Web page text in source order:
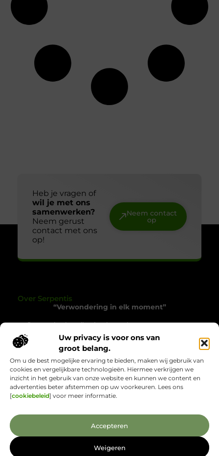
Uw privacy is voor ons van
groot belang.
Om u de best mogelijke ervaring te bieden, maken wij gebruik van
cookies en vergelijkbare technologieën. Hiermee verkrijgen we
inzicht in het gebruik van onze website en kunnen we content en
advertenties beter afstemmen op uw voorkeuren. Lees ons
[cookiebeleid] voor meer informatie.
Accepteren
Weigeren
Heb je vragen of
wil je met ons
samenwerken?
Neem gerust
contact met ons
op!
Neem contact
op
Over Serpentis
“Verwondering in elk moment”
Serpentis.nl nodigt je uit om het gewone op een
bijzondere manier te ervaren. Een verzameling
verhalen die inspireren, verrassen en het alledaagse
tot leven brengen.
Onze informatie
Bericht categorie